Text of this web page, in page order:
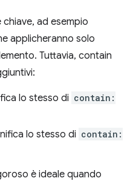
ad esempio
applicheranno solo
Tuttavia, contain
lo stesso di contain:
lo stesso di contain:
è ideale quando